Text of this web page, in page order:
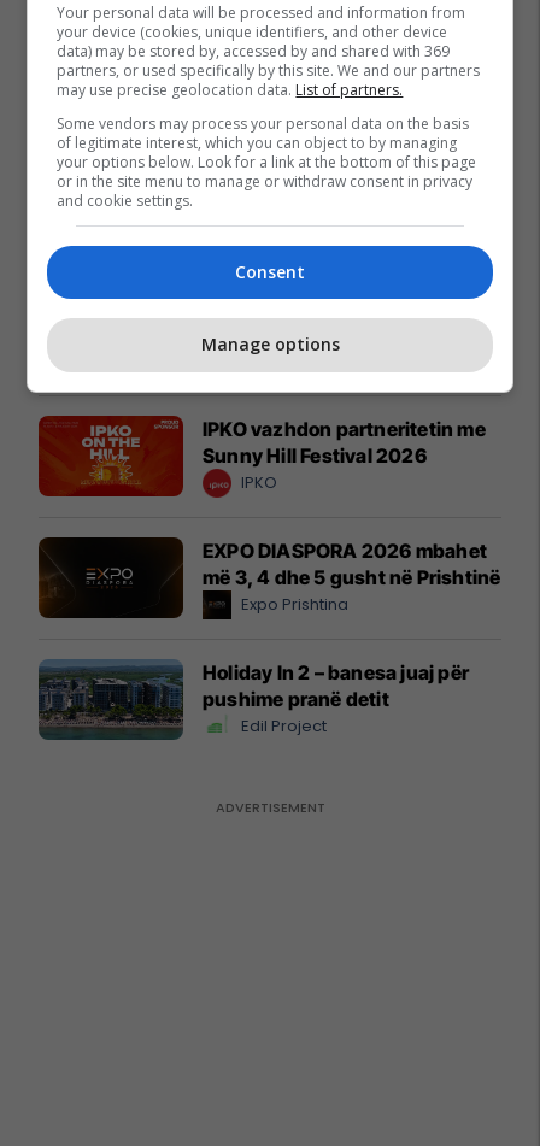
Promo
Zgjidhni një nga katër modelet
tuaja të preferuara Peugeot
Peugot Kosova
IPKO vazhdon partneritetin me
Sunny Hill Festival 2026
IPKO
EXPO DIASPORA 2026 mbahet
më 3, 4 dhe 5 gusht në Prishtinë
Expo Prishtina
Holiday In 2 – banesa juaj për
pushime pranë detit
Edil Project
Your personal data will be processed and information from
your device (cookies, unique identifiers, and other device
data) may be stored by, accessed by and shared with 369
partners, or used specifically by this site. We and our partners
may use precise geolocation data. List of partners.
Some vendors may process your personal data on the basis
of legitimate interest, which you can object to by managing
your options below. Look for a link at the bottom of this page
or in the site menu to manage or withdraw consent in privacy
and cookie settings.
Consent
Manage options